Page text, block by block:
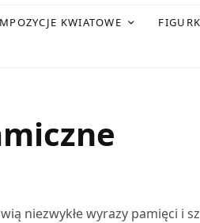
KWIATOWE
niezwykłe wyrazy pamięci i